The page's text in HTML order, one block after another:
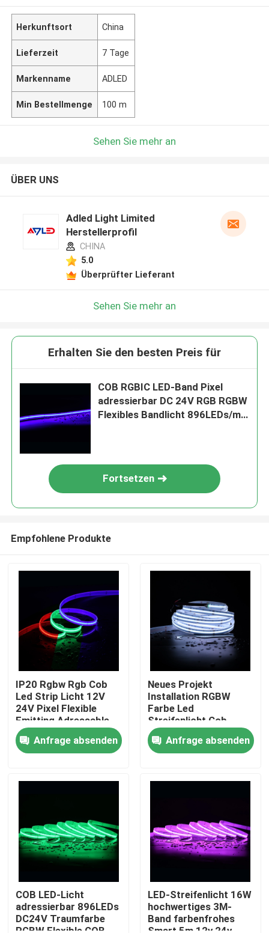
Nach Hause
Über uns
Kontakte
Herkunftsort China
Lieferzeit 7 Tage
Markenname ADLED
Min Bestellmenge 100 m
Sehen Sie mehr an
ÜBER UNS
Adled Light Limited
Herstellerprofil
CHINA
5.0
Überprüfter Lieferant
Sehen Sie mehr an
Erhalten Sie den besten Preis für
COB RGBIC LED-Band Pixel
adressierbar DC 24V RGB RGBW
Flexibles Bandlicht 896LEDs/m
Fortsetzen
Empfohlene Produkte
IP20 Rgbw Rgb Cob
Led Strip Licht 12V
24V Pixel Flexible
Emitting Adressable
Cob Led Strip
Anfrage absenden
Neues Projekt
Installation RGBW
Farbe Led
Streifenlicht Cob
Magic Digital
Adressierbares COB
Led Streifen
Anfrage absenden
COB LED-Licht
adressierbar 896LEDs
DC24V Traumfarbe
LED-Streifenlicht 16W
hochwertiges 3M-
Band farbenfrohes